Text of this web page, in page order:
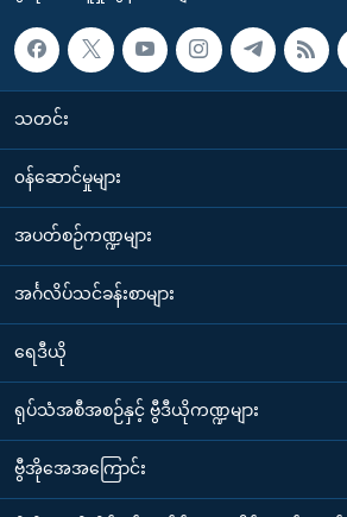
သတင်း
၀န်ဆောင်မှုများ
အပတ်စဉ်ကဏ္ဍများ
အင်္ဂလိပ်သင်ခန်းစာများ
ရေဒီယို
ရုပ်သံအစီအစဉ်နှင့် ဗွီဒီယိုကဏ္ဍများ
ဗွီအိုအေအကြောင်း